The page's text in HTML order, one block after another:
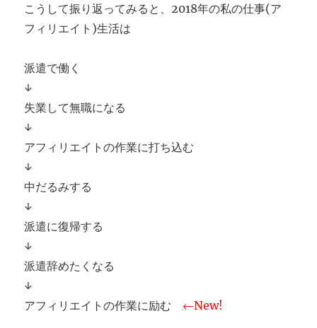
こうして振り返ってみると、2018年の私の仕事(ア
フィリエイト)生活は
派遣で働く
↓
失業して無職になる
↓
アフィリエイトの作業に打ち込む
↓
中だるみする
↓
派遣に復帰する
↓
派遣辞めたくなる
↓
アフィリエイトの作業に励む ←New!